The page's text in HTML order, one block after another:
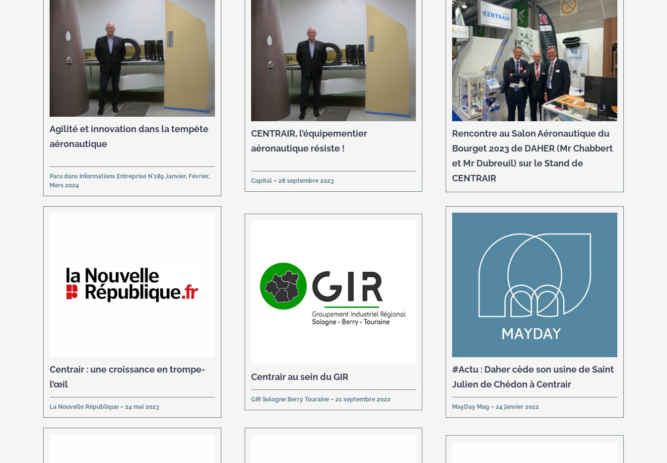
Agilité et innovation dans la tempête
aéronautique
Paru dans Informations Entreprise N°189 Janvier, Février,
Mars 2024
CENTRAIR, l’équipementier
aéronautique résiste !
Capital – 28 septembre 2023
Rencontre au Salon Aéronautique du
Bourget 2023 de DAHER (Mr Chabbert
et Mr Dubreuil) sur le Stand de
CENTRAIR
Centrair : une croissance en trompe-
l’œil
La Nouvelle République – 24 mai 2023
Centrair au sein du GIR
GIR Sologne Berry Touraine – 21 septembre 2022
#Actu : Daher cède son usine de Saint
Julien de Chédon à Centrair
MayDay Mag – 24 janvier 2022